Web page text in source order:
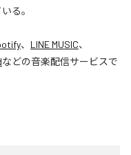
る。
、 LINE MUSIC、
などの音楽配信サービスで